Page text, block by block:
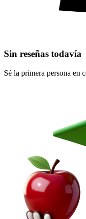
Sin reseñas todavía
Sé la primera persona en